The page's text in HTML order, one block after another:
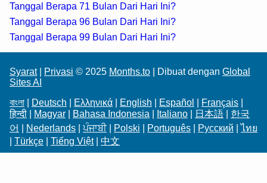
Tanggal Berapa 71 Bulan Dari Hari Ini?
Tanggal Berapa 96 Bulan Dari Hari Ini?
Tanggal Berapa 99 Bulan Dari Hari Ini?
Syarat| Privasi © 2025 Months.to | Dibuat dengan Global
Sites AI
বাংলা
Deutsch Ελληνικά English Español Français
हिन्दी
Magyar Bahasa Indonesia Italiano 日本語
한국
어
Nederlands |ਪੰਜਾਬੀ| Polski Português Русский |ไทย
Türkçe Tiếng Việt| 中文